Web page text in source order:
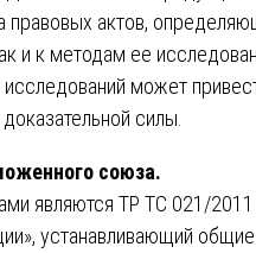
правовых актов,
и к методам ее
может
силы.
союза.
являются ТР ТС 021/2011
устанавливающий общие